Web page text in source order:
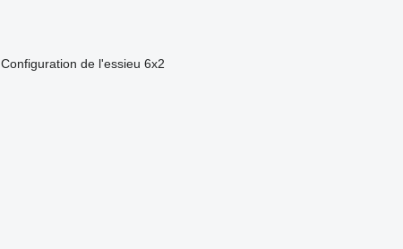
Configuration de l'essieu 6x2